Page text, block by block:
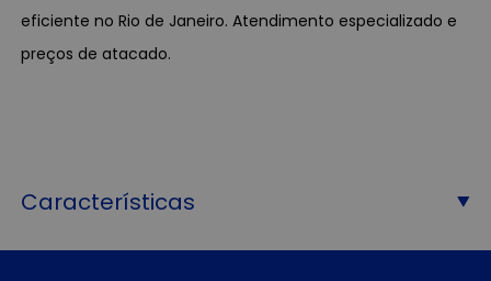
eficiente no Rio de Janeiro. Atendimento especializado e
preços de atacado.
Características